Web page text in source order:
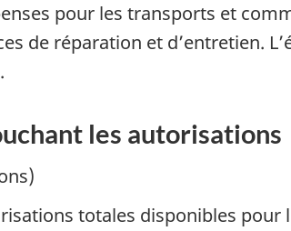
pour les transports et
de réparation et d’entretien.
les autorisations
totales disponibles